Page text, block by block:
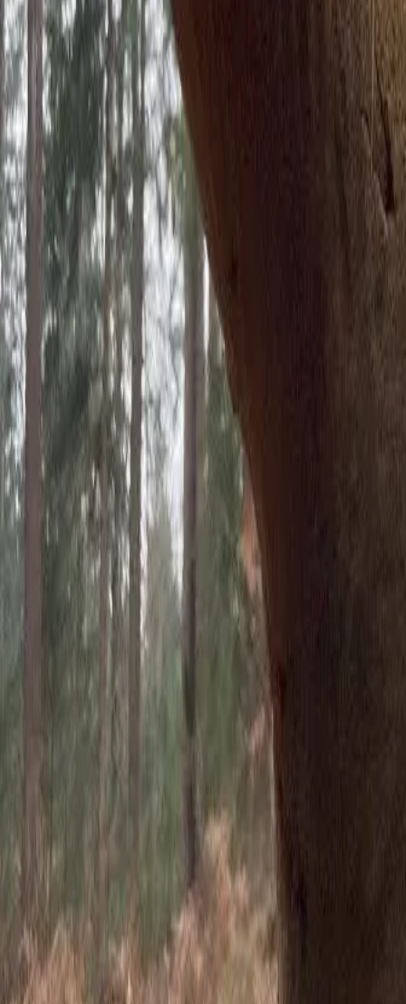
CHRONIK DER DINGE, DIE WIR NICHT
CHRONIK DER DINGE, DIE WIR NICHT
Thu, June 5, 2025 at 20:00
Theater im Bahnhof
Momentaufnahmen einer Stadt